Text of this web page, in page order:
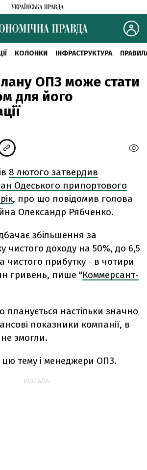
КОЛОНКИ ІНФРАСТРУКТУРА
ОПЗ може стати
для його
8 лютого затвердив
Одеського припортового
, про що повідомив голова
Олександр Рябченко.
збільшення за
чистого доходу на 50%, до 6,5
чистого прибутку - в чотири
гривень, пише "Коммерсант-
планується настільки значно
показники компанії, в
змогли.
тему і менеджери ОПЗ.
РЕКЛАМА: